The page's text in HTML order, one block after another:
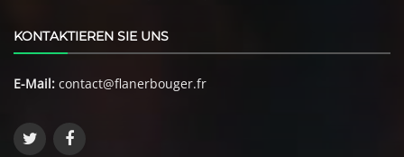
KONTAKTIEREN SIE UNS
E-Mail: contact@flanerbouger.fr